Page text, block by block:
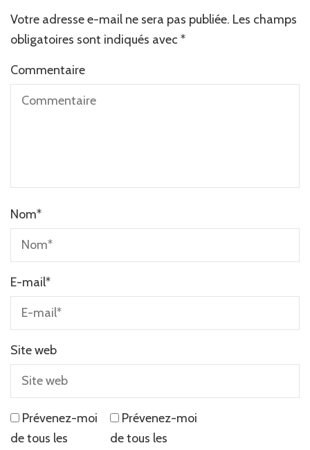
Votre adresse e-mail ne sera pas publiée. Les champs
obligatoires sont indiqués avec *
Commentaire
Nom*
E-mail*
Site web
Prévenez-moi
de tous les
Prévenez-moi
de tous les